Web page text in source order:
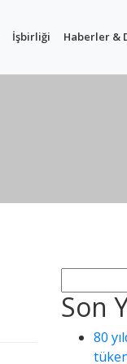
İşbirliği Haberler &
Son
80